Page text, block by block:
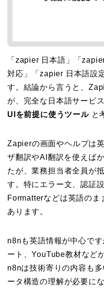
「zapier 日本語」「
対応」「zapier 日本語設
す。結論から言うと、
が、完全な日本語サービ
UIを前提に使うツールと
Zapierの画面やヘルプは
ザ翻訳やAI翻訳を使えば
たが、業務担当者全員が
す。特にエラー文、認証
Formatterなどは英語のま
あります。
n8nも英語情報が中心で
ート、YouTube教材など
n8nは技術寄りの内容も
ータ構造の理解が必要に